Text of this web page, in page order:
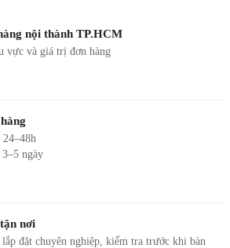
nội thành TP.HCM
vực và giá trị đơn hàng
24–48h
ngày
nơi
đặt chuyên nghiệp, kiểm tra trước khi bàn